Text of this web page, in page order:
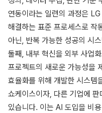
연동이라는 일련의 과정은
해결하는 표준 프로세스로 작
아닌, 반복 가능한 성공의 시
둘째, 내부 혁신을 외부 사업
프로젝트의 새로운 가능성을
효율화를 위해 개발한 시스템
쇼케이스이자, 다른 기업에
있습니다. 이는 AI 도입을 비